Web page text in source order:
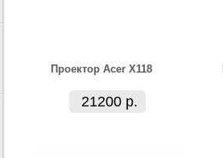
Проектор Acer X118
21200 р.